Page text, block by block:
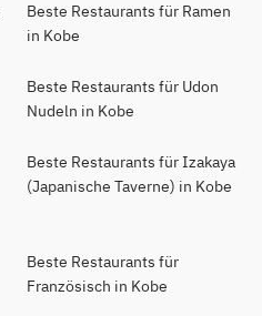
Beste Restaurants für Ramen
in Kobe
Beste Restaurants für Udon
Nudeln in Kobe
Beste Restaurants für Izakaya
(Japanische Taverne) in Kobe
Beste Restaurants für
Französisch in Kobe